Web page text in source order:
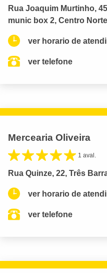
Rua Joaquim Murtinho,
munic box 2, Centro
ver horario de
ver telefone
Mercearia Oliveira
1 aval.
Rua Quinze, 22, Três
ver horario de
ver telefone